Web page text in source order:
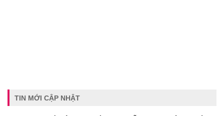
TIN MỚI CẬP NHẬT